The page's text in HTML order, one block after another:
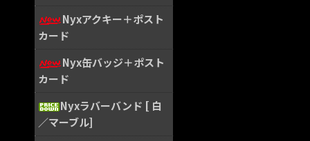
Nyxアクキー＋ポスト
カード
Nyx缶バッジ＋ポスト
カード
Nyxラバーバンド [ 白
／マーブル]